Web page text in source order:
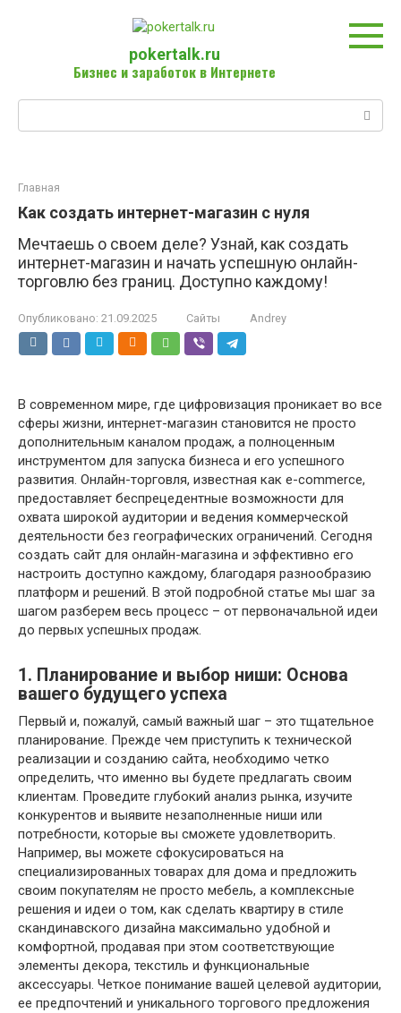
pokertalk.ru
Бизнес и заработок в Интернете
Главная
Как создать интернет-магазин с нуля
Мечтаешь о своем деле? Узнай, как создать
интернет-магазин и начать успешную онлайн-
торговлю без границ. Доступно каждому!
Опубликовано: 21.09.2025 Сайты Andrey
В современном мире, где цифровизация проникает во все
сферы жизни, интернет-магазин становится не просто
дополнительным каналом продаж, а полноценным
инструментом для запуска бизнеса и его успешного
развития. Онлайн-торговля, известная как e-commerce,
предоставляет беспрецедентные возможности для
охвата широкой аудитории и ведения коммерческой
деятельности без географических ограничений. Сегодня
создать сайт для онлайн-магазина и эффективно его
настроить доступно каждому, благодаря разнообразию
платформ и решений. В этой подробной статье мы шаг за
шагом разберем весь процесс – от первоначальной идеи
до первых успешных продаж.
1. Планирование и выбор ниши: Основа
вашего будущего успеха
Первый и, пожалуй, самый важный шаг – это тщательное
планирование. Прежде чем приступить к технической
реализации и созданию сайта, необходимо четко
определить, что именно вы будете предлагать своим
клиентам. Проведите глубокий анализ рынка, изучите
конкурентов и выявите незаполненные ниши или
потребности, которые вы сможете удовлетворить.
Например, вы можете сфокусироваться на
специализированных товарах для дома и предложить
своим покупателям не просто мебель, а комплексные
решения и идеи о том, как сделать квартиру в стиле
скандинавского дизайна максимально удобной и
комфортной, продавая при этом соответствующие
элементы декора, текстиль и функциональные
аксессуары. Четкое понимание вашей целевой аудитории,
ее предпочтений и уникального торгового предложения